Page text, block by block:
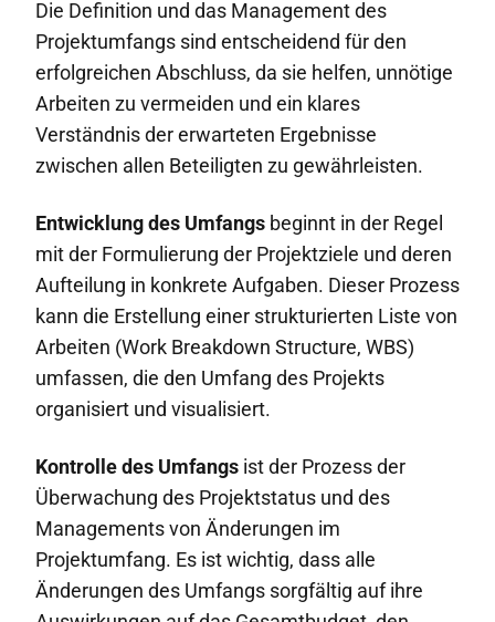
Die Definition und das Management des
Projektumfangs sind entscheidend für den
erfolgreichen Abschluss, da sie helfen, unnötige
Arbeiten zu vermeiden und ein klares
Verständnis der erwarteten Ergebnisse
zwischen allen Beteiligten zu gewährleisten.
Entwicklung des Umfangs beginnt in der Regel
mit der Formulierung der Projektziele und deren
Aufteilung in konkrete Aufgaben. Dieser Prozess
kann die Erstellung einer strukturierten Liste von
Arbeiten (Work Breakdown Structure, WBS)
umfassen, die den Umfang des Projekts
organisiert und visualisiert.
Kontrolle des Umfangs ist der Prozess der
Überwachung des Projektstatus und des
Managements von Änderungen im
Projektumfang. Es ist wichtig, dass alle
Änderungen des Umfangs sorgfältig auf ihre